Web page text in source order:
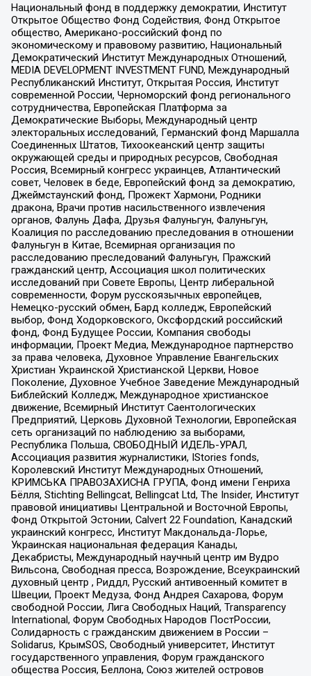
Национальный фонд в поддержку демократии, Институт
Открытое Общество Фонд Содействия, Фонд Открытое
общество, Американо-российский фонд по
экономическому и правовому развитию, Национальный
Демократический Институт Международных Отношений,
MEDIA DEVELOPMENT INVESTMENT FUND, Международный
Республиканский Институт, Открытая Россия, Институт
современной России, Черноморский фонд регионального
сотрудничества, Европейская Платформа за
Демократические Выборы, Международный центр
электоральных исследований, Германский фонд Маршалла
Соединенных Штатов, Тихоокеанский центр защиты
окружающей среды и природных ресурсов, Свободная
Россия, Всемирный конгресс украинцев, Атлантический
совет, Человек в беде, Европейский фонд за демократию,
Джеймстаунский фонд, Прожект Хармони, Родники
дракона, Врачи против насильственного извлечения
органов, Фалунь Дафа, Друзья Фалуньгун, Фалуньгун,
Коалиция по расследованию преследования в отношении
Фалуньгун в Китае, Всемирная организация по
расследованию преследований Фалуньгун, Пражский
гражданский центр, Ассоциация школ политических
исследований при Совете Европы, Центр либеральной
современности, Форум русскоязычных европейцев,
Немецко-русский обмен, Бард колледж, Европейский
выбор, Фонд Ходорковского, Оксфордский российский
фонд, Фонд Будущее России, Компания свободы
информации, Проект Медиа, Международное партнерство
за права человека, Духовное Управление Евангельских
Христиан Украинской Христианской Церкви, Новое
Поколение, Духовное Учебное Заведение Международный
Библейский Колледж, Международное христианское
движение, Всемирный Институт Саентологических
Предприятий, Церковь Духовной Технологии, Европейская
сеть организаций по наблюдению за выборами,
Республика Польша, СВОБОДНЫЙ ИДЕЛЬ-УРАЛ,
Ассоциация развития журналистики, IStories fonds,
Королевский Институт Международных Отношений,
КРИМСЬКА ПРАВОЗАХИСНА ГРУПА, Фонд имени Генриха
Бёлля, Stichting Bellingcat, Bellingcat Ltd, The Insider, Институт
правовой инициативы Центральной и Восточной Европы,
Фонд Открытой Эстонии, Calvert 22 Foundation, Канадский
украинский конгресс, Институт Макдональда-Лорье,
Украинская национальная федерация Канады,
Декабристы, Международный научный центр им Вудро
Вильсона, Свободная пресса, Возрождение, Всеукраинский
духовный центр , Риддл, Русский антивоенный комитет в
Швеции, Проект Медуза, Фонд Андрея Сахарова, Форум
свободной России, Лига Свободных Наций, Transparеncy
International, Форум Свободных Народов ПостРоссии,
Солидарность с гражданским движением в России –
Solidarus, КрымSOS, Свободный университет, Институт
государственного управления, Форум гражданского
общества Россия, Беллона, Союз жителей островов